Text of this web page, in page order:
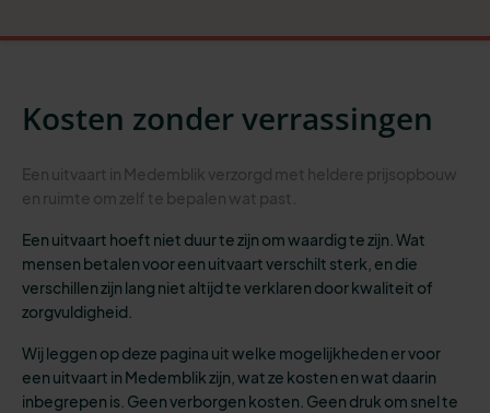
Kosten zonder verrassingen
Een uitvaart in Medemblik verzorgd met heldere prijsopbouw
en ruimte om zelf te bepalen wat past.
Een uitvaart hoeft niet duur te zijn om waardig te zijn. Wat
mensen betalen voor een uitvaart verschilt sterk, en die
verschillen zijn lang niet altijd te verklaren door kwaliteit of
zorgvuldigheid.
Wij leggen op deze pagina uit welke mogelijkheden er voor
een uitvaart in Medemblik zijn, wat ze kosten en wat daarin
inbegrepen is. Geen verborgen kosten. Geen druk om snel te